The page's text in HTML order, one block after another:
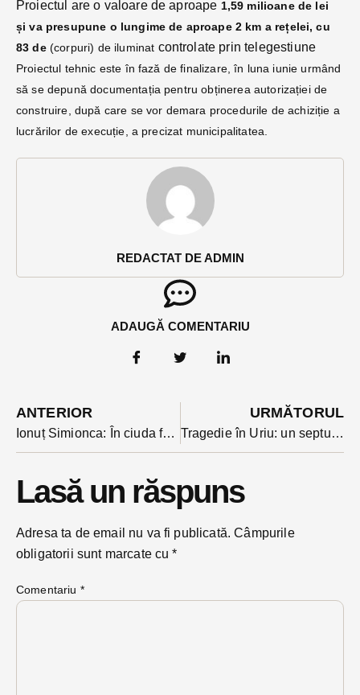
REDACTAT DE ADMIN
ADAUGĂ COMENTARIU
Proiectul are o valoare de aproape 1,59 milioane de lei
și va presupune o lungime de aproape 2 km a rețelei, cu
83 de(corpuri) de iluminat controlate prin telegestiune
Proiectul tehnic este în fază de finalizare, în luna iunie urmând
să se depună documentația pentru obținerea autorizației de
construire, după care se vor demara procedurile de achiziție a
lucrărilor de execuție, a precizat municipalitatea.
ANTERIOR
Ionuț Simionca: În ciuda faptului că PSD și PNL l-au sabotat constant, primarul Sever Mureșan a făcut lucruri importante în comună.
URMĂTORUL
Tragedie în Uriu: un septuagenar și-a ucis fiul cu lovituri de cuțit
Lasă un răspuns
Adresa ta de email nu va fi publicată. Câmpurile
obligatorii sunt marcate cu*
Comentariu *